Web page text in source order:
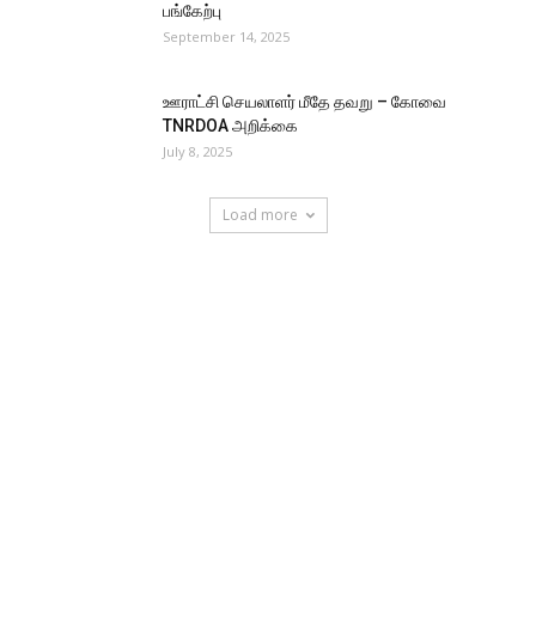
பங்கேற்பு
September 14, 2025
ஊராட்சி செயலாளர் மீதே தவறு – கோவை
TNRDOA அறிக்கை
July 8, 2025
Load more